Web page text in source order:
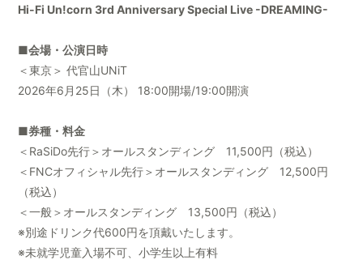
Hi-Fi Un!corn 3rd Anniversary Special Live -DREAMING-
■会場・公演日時
＜東京＞ 代官山UNiT
2026年6月25日（木） 18:00開場/19:00開演
■券種・料金
＜RaSiDo先行＞オールスタンディング 11,500円（税込）
＜FNCオフィシャル先行＞オールスタンディング 12,500円
（税込）
＜一般＞オールスタンディング 13,500円（税込）
※別途ドリンク代600円を頂戴いたします。
※未就学児童入場不可、小学生以上有料